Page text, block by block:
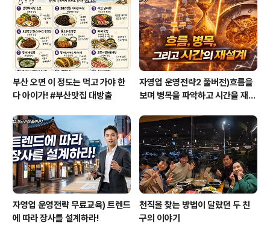
나마 이렇게라도 자기계발의 의욕에 불타는 사람들은 조금
이라도 더 많은 성취를 해낸다. 자신의 한계나 사회적 제약
을 실감하고 능력개발에는 등한시하고 세..
부산 오면 이 정도는 먹고 가야 한
다 아이가! #부산맛집 대방출
자영업 운영전략2 풀버전)흐름을
보며 병목을 파악하고 시간을 재설
자영업 운영전략 무료교육) 트렌드
에 따라 장사를 설계하라!
천직을 찾는 방법이 달랐던 두 친
구의 이야기